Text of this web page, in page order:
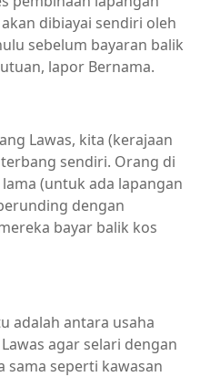
dibiayai sendiri oleh
sebelum bayaran balik
lapor Bernama.
Lawas, kita (kerajaan
sendiri. Orang di
(untuk ada lapangan
dengan
bayar balik kos
adalah antara usaha
agar selari dengan
sama seperti kawasan